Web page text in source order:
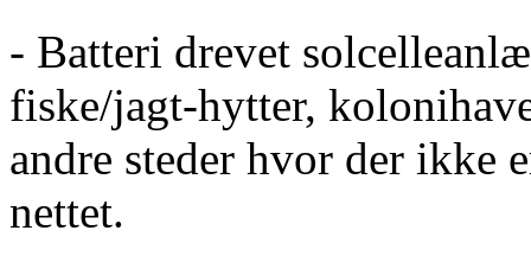
- Batteri drevet
fiske/jagt-hytter,
andre steder hvor der ikke
nettet.